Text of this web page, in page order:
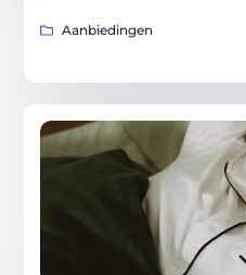
Aanbiedingen